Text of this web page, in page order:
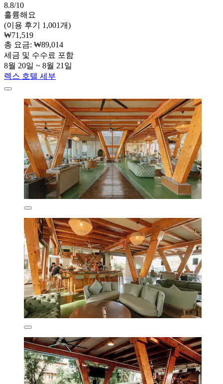
8.8/10
훌륭해요
(이용 후기 1,001개)
₩71,519
총 요금: ₩89,014
세금 및 수수료 포함
8월 20일 ~ 8월 21일
렉스 호텔 세부